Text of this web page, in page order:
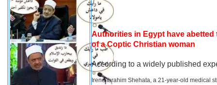
Authorities in Egypt have
of a Coptic Christian woman
According to a widely published
Irene Ibrahim Shehata, a 21-year-old medical